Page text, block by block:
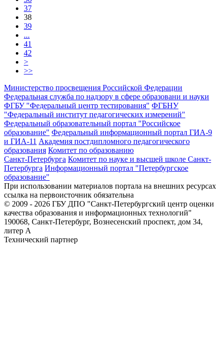
37
38
39
...
41
42
>
>>
Министерство просвещения Российской Федерации
Федеральная служба по надзору в сфере образовани и науки
ФГБУ "Федеральный центр тестирования" ФГБНУ
"Федеральный институт педагогических измерений"
Федеральный образовательный портал "Российское
образование" Федеральный информационный портал ГИА-9
и ГИА-11 Академия постдипломного педагогического
образования Комитет по образованию
Санкт-Петербурга Комитет по науке и высшей школе Санкт-
Петербурга Информационный портал "Петербургское
образование"
При использовании материалов портала на внешних ресурсах
ссылка на первоисточник обязательна
© 2009 - 2026 ГБУ ДПО "Санкт-Петербургский центр оценки
качества образования и информационных технологий"
190068, Санкт-Петербург, Вознесенский проспект, дом 34,
литер А
Технический партнер